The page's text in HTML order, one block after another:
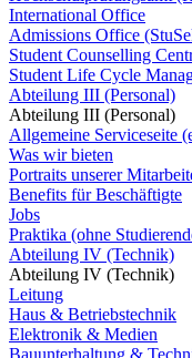
International Office
Admissions Office
Student Counselling
Student Life Cycle
Abteilung III (Personal)
Abteilung III (Personal)
Allgemeine Serviceseite
Was wir bieten
Portraits unserer
Benefits für Beschäftigte
Jobs
Praktika (ohne
Abteilung IV (Technik)
Abteilung IV (Technik)
Leitung
Haus & Betriebstechnik
Elektronik & Medien
Bauunterhaltung &